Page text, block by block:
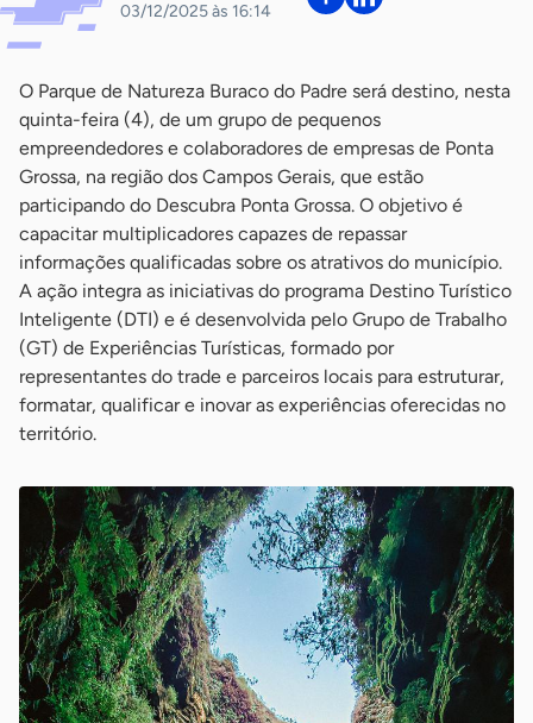
03/12/2025 às 16:14
O Parque de Natureza Buraco do Padre será destino, nesta
quinta-feira (4), de um grupo de pequenos
empreendedores e colaboradores de empresas de Ponta
Grossa, na região dos Campos Gerais, que estão
participando do Descubra Ponta Grossa. O objetivo é
capacitar multiplicadores capazes de repassar
informações qualificadas sobre os atrativos do município.
A ação integra as iniciativas do programa Destino Turístico
Inteligente (DTI) e é desenvolvida pelo Grupo de Trabalho
(GT) de Experiências Turísticas, formado por
representantes do trade e parceiros locais para estruturar,
formatar, qualificar e inovar as experiências oferecidas no
território.